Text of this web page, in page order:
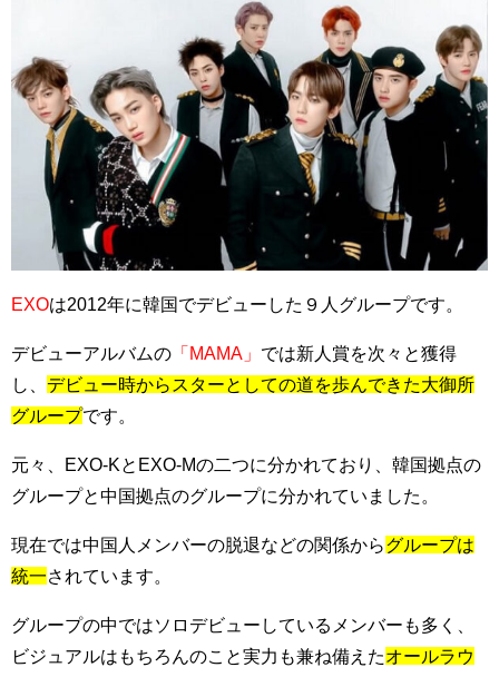
EXOは2012年に韓国でデビューした９人グループです。
デビューアルバムの 「MAMA」 では新人賞を次々と獲得
し、 デビュー時からスターとしての道を歩んできた大御所
グループです。
元々、EXO-KとEXO-Mの二つに分かれており、韓国拠点の
グループと中国拠点のグループに分かれていました。
現在では中国人メンバーの脱退などの関係からグループは
統一されています。
グループの中ではソロデビューしているメンバーも多く、
ビジュアルはもちろんのこと実力も兼ね備えたオールラウ